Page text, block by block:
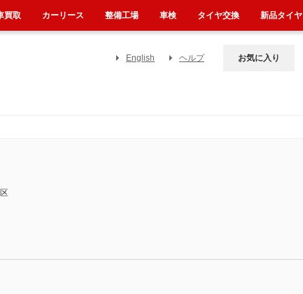
English ヘルプ お気に入り
買取 カーリース 整備工場 車検 タイヤ交換 新品タイヤ